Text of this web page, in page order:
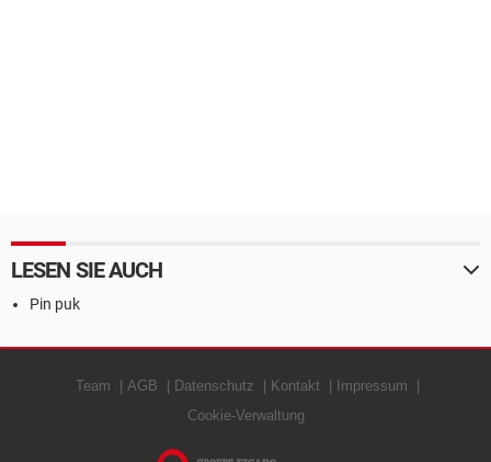
LESEN SIE AUCH
Pin puk
Team AGB Datenschutz Kontakt
Impressum
Cookie-Verwaltung